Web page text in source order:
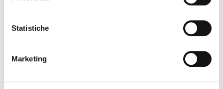
raccogliere informazioni sulla tua posizione
geografica, con un'approssimazione di qualche
Identificare il tuo dispositivo, scansionandolo
Statistiche
Marketing